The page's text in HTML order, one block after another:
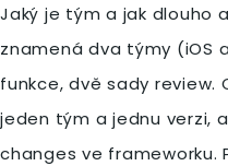
Jaký je tým a jak dlouho
znamená dva týmy (iOS
funkce, dvě sady
jeden tým a jednu verzi,
changes ve frameworku.